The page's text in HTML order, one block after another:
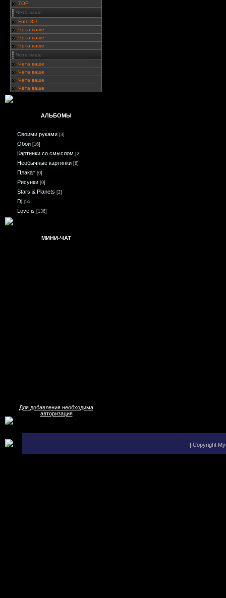
TOP
Чета ваше
Foto 3D
Чета ваше
Чета ваше
Чета ваше
Чета ваше
Чета ваше
Чета ваше
Чета ваше
Чета ваше
АЛЬБОМЫ
Своими руками [3]
Обои [16]
Картинки со смыслом [2]
Необычные картинки [6]
Плакат [0]
Рисунки [0]
Stars & Planets [2]
Dj [55]
Love is [136]
МИНИ-ЧАТ
Для добавления необходима
авторизация
| Copyright